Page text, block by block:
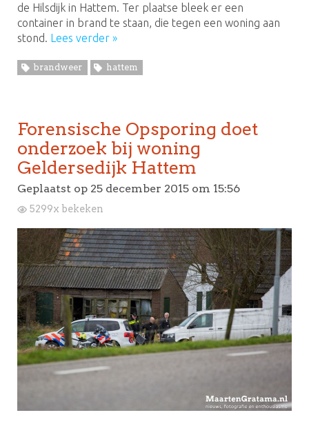
de Hilsdijk in Hattem. Ter plaatse bleek er een
container in brand te staan, die tegen een woning aan
stond. Lees verder »
brandweer hattem
Forensische Opsporing doet
onderzoek bij woning
Geldersedijk Hattem
Geplaatst op 25 december 2015 om 15:56
5299x bekeken